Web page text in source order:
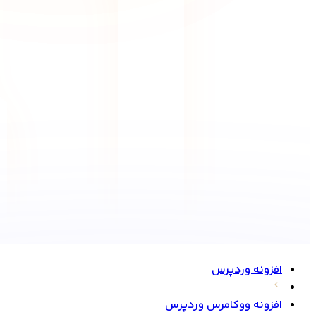
افزونه وردپرس
افزونه ووکامرس وردپرس